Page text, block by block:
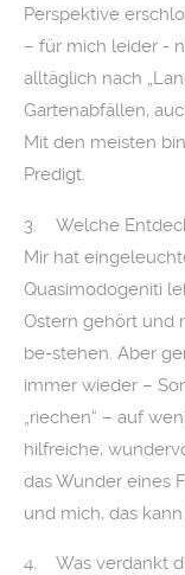
Perspektive
– für mich leider -
alltäglich nach
Gartenabfällen,
Mit den meisten
Predigt.
3. Welche
Mir hat
Quasimodogeniti
Ostern gehört und
be-stehen. Aber
immer wieder –
„riechen“ – auf
hilfreiche,
das Wunder eines
und mich, das
4. Was verdankt